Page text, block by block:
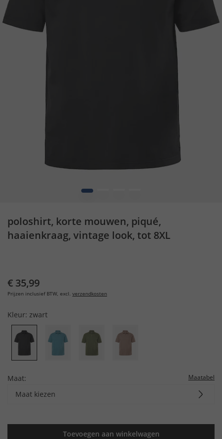
1
poloshirt, korte mouwen, piqué,
haaienkraag, vintage look, tot 8XL
€ 35,99
Prijzen inclusief BTW, excl. verzendkosten
Kleur: zwart
Maat: Maatabel
Maat kiezen
Toevoegen aan winkelwagen